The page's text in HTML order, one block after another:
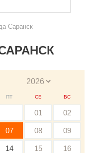
Саранск
ПТ СБ ВС
01 02
07 08 09
14 15 16